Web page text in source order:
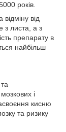
років.
від
з листа, а з
препарату в
найбільш
і
кисню
та ризику